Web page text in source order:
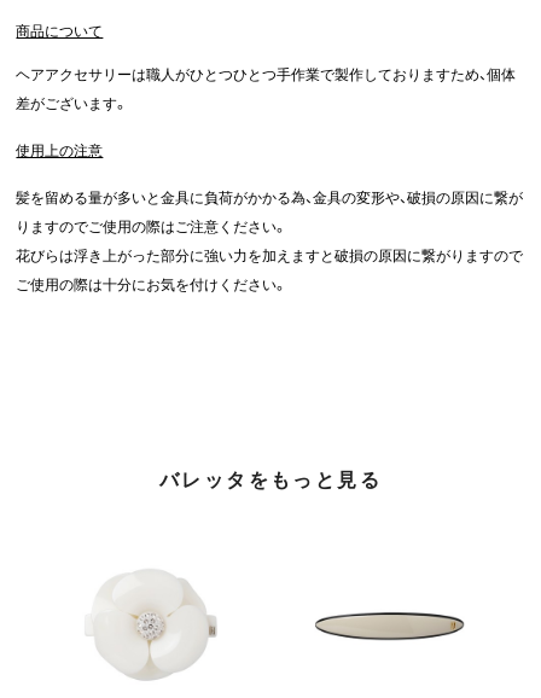
商品について
ヘアアクセサリーは職人がひとつひとつ手作業で製作しておりますため、個体
差がございます。
使用上の注意
髪を留める量が多いと金具に負荷がかかる為、金具の変形や、破損の原因に繋が
りますのでご使用の際はご注意ください。
花びらは浮き上がった部分に強い力を加えますと破損の原因に繋がりますので
ご使用の際は十分にお気を付けください。
バレッタをもっと見る